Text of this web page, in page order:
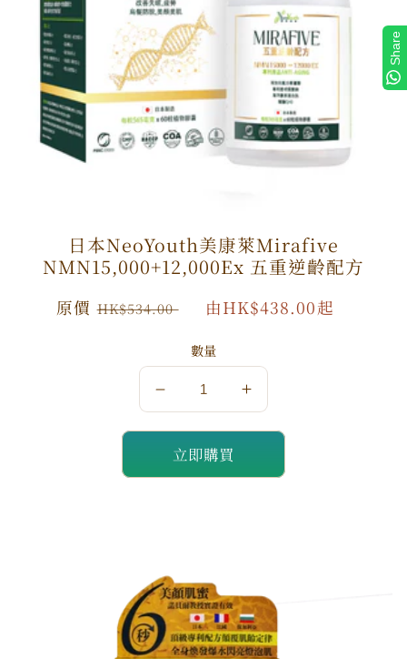
日本NeoYouth美康萊Mirafive
NMN15,000+12,000Ex 五重逆齡配方
原
原價HK$534.00 由HK$438.00起
數量
量
減
少
量
加
立即購買
Share